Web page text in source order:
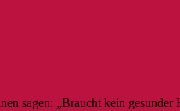
sagen: „Braucht kein